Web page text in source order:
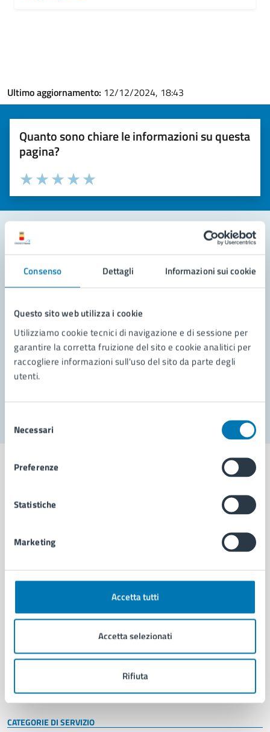
Consenso Dettagli Informazioni sui cookie
Questo sito web utilizza i cookie
Utilizziamo cookie tecnici di navigazione e di sessione per
garantire la corretta fruizione del sito e cookie analitici per
raccogliere informazioni sull'uso del sito da parte degli
utenti.
delNecessari
Preferenze
Statistiche
Marketing
Accetta tutti
Accetta selezionati
Rifiuta
Ultimo aggiornamento: 12/12/2024, 18:43
Quanto sono chiare le informazioni su questa
pagina?
Valuta la chiarezza delle informazioni (da 1 a 5 stelle)
Seleziona il numero di stelle per valutare la chiarezza delle
Valuta 5 stelle su 5
Valuta 4 stelle su 5
Valuta 3 stelle su 5
Valuta 2 stelle su 5
Valuta 1 stelle su 5
Leggi le domande frequenti
Richiedi assistenza
Prenota appuntamento
Problemi in città
Comune di Napoli
AMMINISTRAZIONE
Organi di governo
Enti e fondazioni
Personale amministrativo
Intranet, posta aziendale e protocollo
CATEGORIE DI SERVIZIO